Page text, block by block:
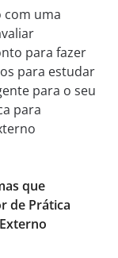
com uma
para fazer
para estudar
para o seu
para
que
de Prática